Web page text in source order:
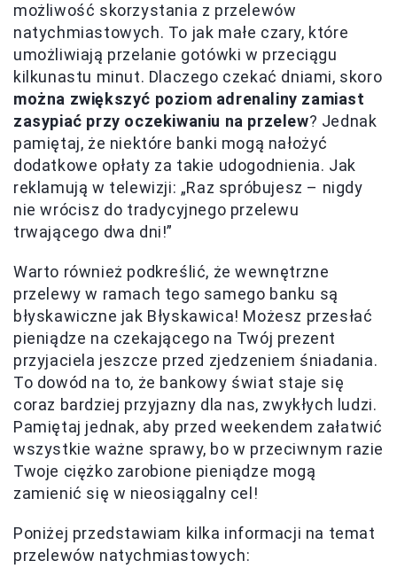
możliwość skorzystania z przelewów
natychmiastowych. To jak małe czary, które
umożliwiają przelanie gotówki w przeciągu
kilkunastu minut. Dlaczego czekać dniami, skoro
można zwiększyć poziom adrenaliny zamiast
zasypiać przy oczekiwaniu na przelew? Jednak
pamiętaj, że niektóre banki mogą nałożyć
dodatkowe opłaty za takie udogodnienia. Jak
reklamują w telewizji: „Raz spróbujesz – nigdy
nie wrócisz do tradycyjnego przelewu
trwającego dwa dni!”
Warto również podkreślić, że wewnętrzne
przelewy w ramach tego samego banku są
błyskawiczne jak Błyskawica! Możesz przesłać
pieniądze na czekającego na Twój prezent
przyjaciela jeszcze przed zjedzeniem śniadania.
To dowód na to, że bankowy świat staje się
coraz bardziej przyjazny dla nas, zwykłych ludzi.
Pamiętaj jednak, aby przed weekendem załatwić
wszystkie ważne sprawy, bo w przeciwnym razie
Twoje ciężko zarobione pieniądze mogą
zamienić się w nieosiągalny cel!
Poniżej przedstawiam kilka informacji na temat
przelewów natychmiastowych: